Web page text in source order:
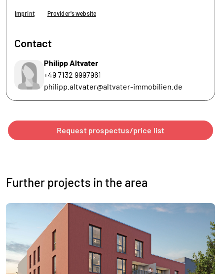
Imprint Provider's website
Contact
Philipp Altvater
+49 7132 9997961
philipp.altvater@altvater-immobilien.de
Request prospectus/price list
Further projects in the area